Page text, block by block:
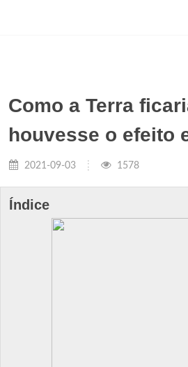
Como a Terra
houvesse o efeito
2021-09-03 1578
Índice